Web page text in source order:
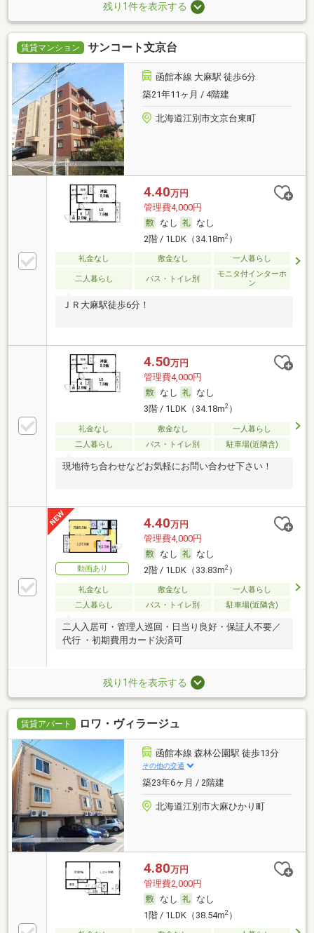
残り1件を表示する
賃貸マンション サンコート文京台
函館本線 大麻駅 徒歩6分
築21年11ヶ月 / 4階建
北海道江別市文京台東町
4.40万円
管理費4,000円
なし
なし
2階 / 1LDK（34.18m2）
礼金なし 敷金なし 一人暮らし
二人暮らし バス・トイレ別
モニタ付インターホ
ン
ＪＲ大麻駅徒歩6分！
4.50万円
管理費4,000円
なし
なし
3階 / 1LDK（34.18m2）
礼金なし 敷金なし
一人暮らし
二人暮らし
バス・トイレ別 駐車場(近隣含)
現地待ち合わせなどお気軽にお問い合わせ下さい！
動画あり
4.40万円
管理費4,000円
なし
なし
2階 / 1LDK（33.83m2）
礼金なし 敷金なし
一人暮らし
二人暮らし
バス・トイレ別 駐車場(近隣含)
二人入居可・管理人巡回・日当り良好・保証人不要／
代行 ・初期費用カード決済可
残り1件を表示する
賃貸アパート ロワ・ヴィラージュ
函館本線 森林公園駅 徒歩13分
その他の交通
築23年6ヶ月 / 2階建
北海道江別市大麻ひかり町
4.80万円
管理費2,000円
なし
なし
1階 / 1LDK（38.54m2）